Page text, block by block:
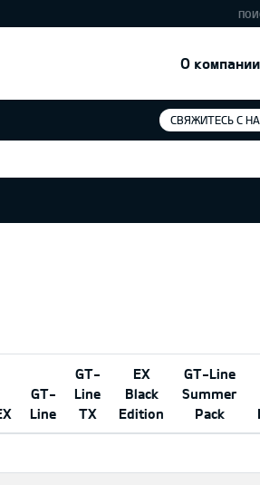
О компании
СВЯЖИТЕСЬ С
GT-
Line
GT-
Line
TX
EX
Black
Edition
GT-Line
Summer
Pack